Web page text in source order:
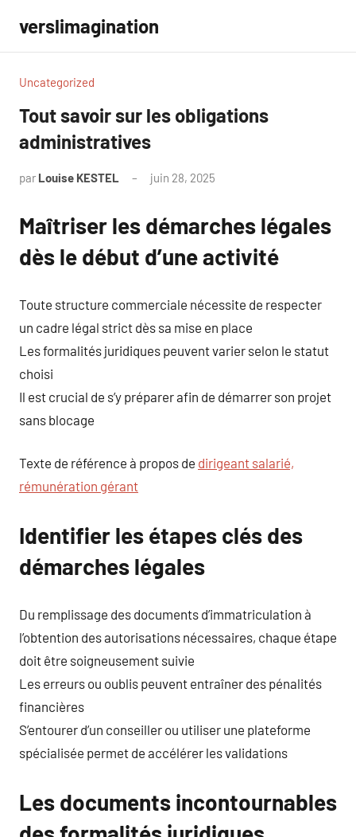
contenu
verslimagination
Uncategorized
Tout savoir sur les obligations
administratives
par Louise KESTEL juin 28, 2025
Maîtriser les démarches légales
dès le début d’une activité
Toute structure commerciale nécessite de respecter
un cadre légal strict dès sa mise en place
Les formalités juridiques peuvent varier selon le statut
choisi
Il est crucial de s’y préparer afin de démarrer son projet
sans blocage
Texte de référence à propos de dirigeant salarié,
rémunération gérant
Identifier les étapes clés des
démarches légales
Du remplissage des documents d’immatriculation à
l’obtention des autorisations nécessaires, chaque étape
doit être soigneusement suivie
Les erreurs ou oublis peuvent entraîner des pénalités
financières
S’entourer d’un conseiller ou utiliser une plateforme
spécialisée permet de accélérer les validations
Les documents incontournables